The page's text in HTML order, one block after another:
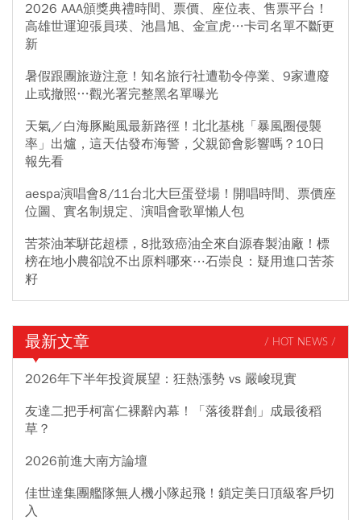
2026 AAA頒獎典禮時間、票價、座位表、售票平台！
高雄世運迎張員瑛、池昌旭、金宣虎…卡司名單不斷更
新
暑假跟團旅遊注意！知名旅行社遭勒令停業、9家遭廢
止或撤照…觀光署完整黑名單曝光
天氣／白海豚颱風最新路徑！北北基桃「暴風圈侵襲
率」出爐，這天估發布海警，父親節會影響嗎？10日
報先看
aespa演唱會8/11台北大巨蛋登場！開唱時間、票價座
位圖、實名制規定、演唱會歌單懶人包
苦茶油苯駢芘超標，8批致癌油全來自源春製油廠！標
榜在地小農卻說不出原料哪來⋯石崇良：疑用進口苦茶
籽
最新文章 / HOT NEWS /
2026年下半年投資展望：狂熱漲勢 vs 嚴峻現實
友達二把手柯富仁裸辭內幕！「落後群創」成最後稻
草？
2026前進大南方論壇
佳世達集團艦隊無人機小隊起飛！鎖定美日頂級客戶切
入